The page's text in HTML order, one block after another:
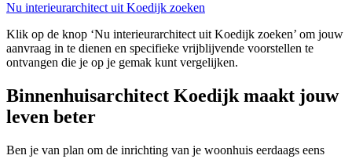
Nu interieurarchitect uit Koedijk zoeken
Klik op de knop ‘Nu interieurarchitect uit Koedijk zoeken’ om jouw
aanvraag in te dienen en specifieke vrijblijvende voorstellen te
ontvangen die je op je gemak kunt vergelijken.
Binnenhuisarchitect Koedijk maakt jouw
leven beter
Ben je van plan om de inrichting van je woonhuis eerdaags eens